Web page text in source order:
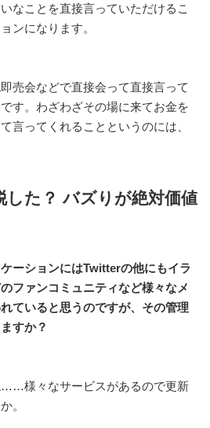
なことを直接言っていただけるこ
ンになります。
売会などで直接会って直接言って
す。わざわざその場に来てお金を
言ってくれることというのには、
した？ バズりが絶対価値
ーションにはTwitterの他にもイラ
ファンコミュニティなど様々なメ
ていると思うのですが、その管理
すか？
……様々なサービスがあるので更新
。